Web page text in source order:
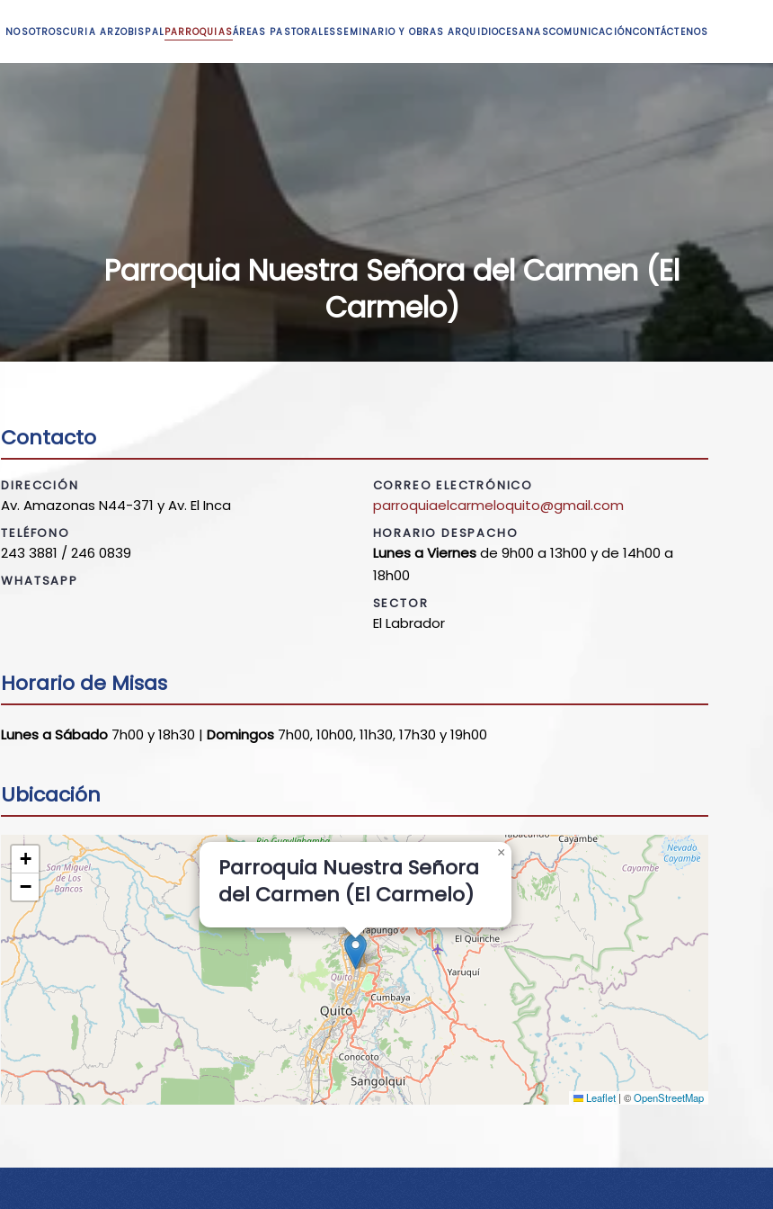
NOSOTROSCURIA ARZOBISPALPARROQUIASÁREAS PASTORALESSEMINARIO Y OBRAS ARQUIDIOCESANASCOMUNICACIÓNCONTÁCTENOS
Parroquia Nuestra Señora del Carmen (El
Carmelo)
Contacto
DIRECCIÓN
Av. Amazonas N44-371 y Av. El Inca
TELÉFONO
243 3881 / 246 0839
WHATSAPP
CORREO ELECTRÓNICO
parroquiaelcarmeloquito@gmail.com
HORARIO DESPACHO
Lunes a Viernesde 9h00 a 13h00 y de 14h00 a
18h00
SECTOR
El Labrador
Horario de Misas
Lunes a Sábado 7h00 y 18h30 |Domingos 7h00, 10h00, 11h30, 17h30 y 19h00
Ubicación
Parroquia Nuestra Señora
del Carmen (El Carmelo)
×
+
−
Leaflet | ©OpenStreetMap